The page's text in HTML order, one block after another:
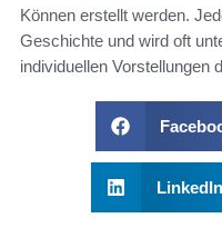
Können erstellt werden.
Geschichte und wird oft
individuellen Vorstellungen
LinkedIn